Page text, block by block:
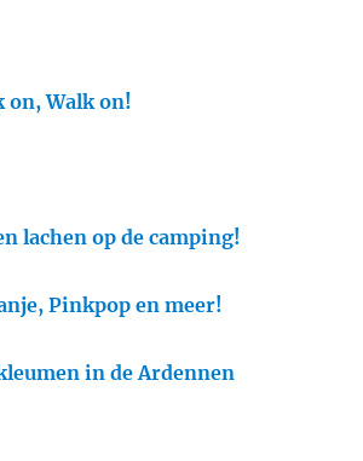
on, Walk on!
lachen op de camping!
Pinkpop en meer!
in de Ardennen